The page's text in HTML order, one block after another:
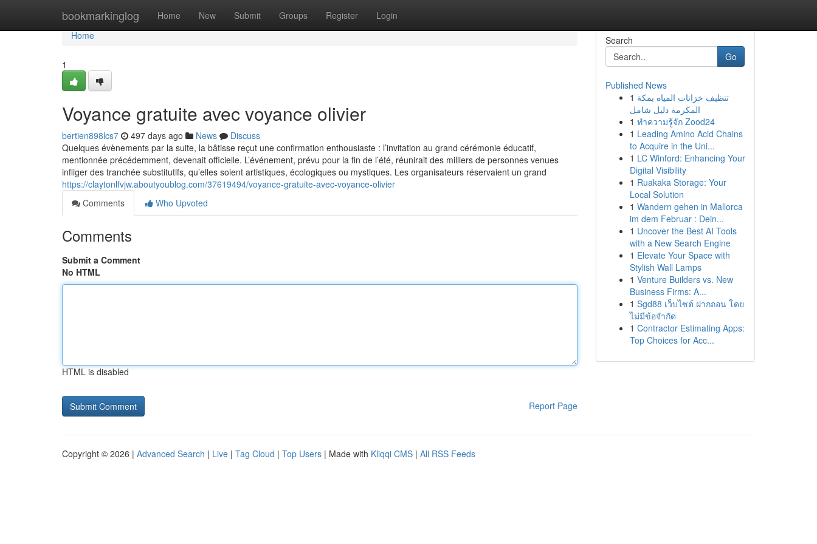
bookmarkinglog Home New Submit Groups Register Login
Home
Home
1
Voyance gratuite avec voyance olivier
bertien898lcs7 497 days ago News
Discuss
Quelques évènements par la suite, la bâtisse reçut une confirmation enthousiaste : l’invitation au grand cérémonie éducatif,
mentionnée précédemment, devenait officielle. L’événement, prévu pour la fin de l’été, réunirait des milliers de personnes venues
infliger des tranchée substitutifs, qu’elles soient artistiques, écologiques ou mystiques. Les organisateurs réservaient un grand
https://claytonlfvjw.aboutyoublog.com/37619494/voyance-gratuite-avec-voyance-olivier
Comments
Who Upvoted
Comments
Submit a Comment
No HTML
HTML is disabled
Report Page
Search
Go
Published News
1 تنظيف خزانات المياه بمكة
المكرمة دليل شامل
1 ทำความรู้จัก Zood24
1 Leading Amino Acid Chains
to Acquire in the Uni...
1 LC Winford: Enhancing Your
Digital Visibility
1 Ruakaka Storage: Your
Local Solution
1 Wandern gehen in Mallorca
im dem Februar : Dein...
1 Uncover the Best AI Tools
with a New Search Engine
1 Elevate Your Space with
Stylish Wall Lamps
1 Venture Builders vs. New
Business Firms: A...
1 Sgd88 เว็บไซต์ ฝากถอน โดย
ไม่มีข้อจำกัด
1 Contractor Estimating Apps:
Top Choices for Acc...
Copyright © 2026 | Advanced Search | Live | Tag Cloud | Top Users | Made with Kliqqi CMS | All RSS Feeds